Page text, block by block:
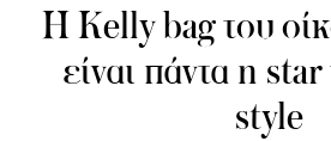
H Kelly bag του
είναι πάντα η
style